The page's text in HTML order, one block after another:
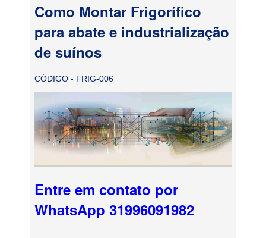
Como Montar Frigorífico
para abate e industrialização
de suínos
CÓDIGO - FRIG-006
Entre em contato por
WhatsApp 31996091982